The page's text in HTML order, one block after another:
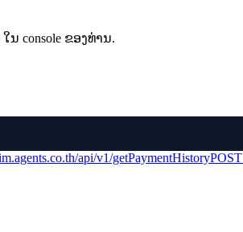
console ຂອງທ່ານ.
api/v1/getPaymentHistoryPOST